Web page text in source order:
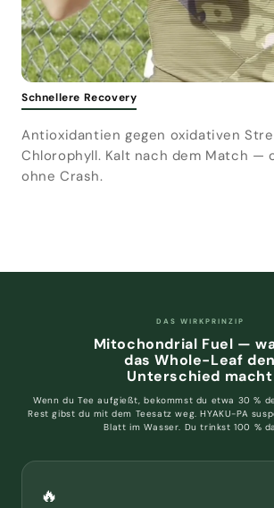
Schnellere Recovery
Antioxidantien gegen oxidativen
Chlorophyll. Kalt nach dem Match —
ohne Crash.
DAS WIRKPRINZIP
Mitochondrial Fuel —
das Whole-Leaf den
Unterschied macht
Wenn du Tee aufgießt, bekommst du etwa 30 %
Rest gibst du mit dem Teesatz weg. HYAKU-PA
Blatt im Wasser. Du trinkst 100 %
🔥